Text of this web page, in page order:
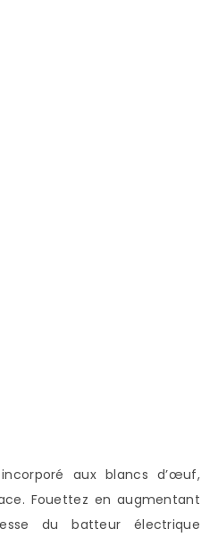
aux blancs d’œuf,
Fouettez en augmentant
du batteur électrique